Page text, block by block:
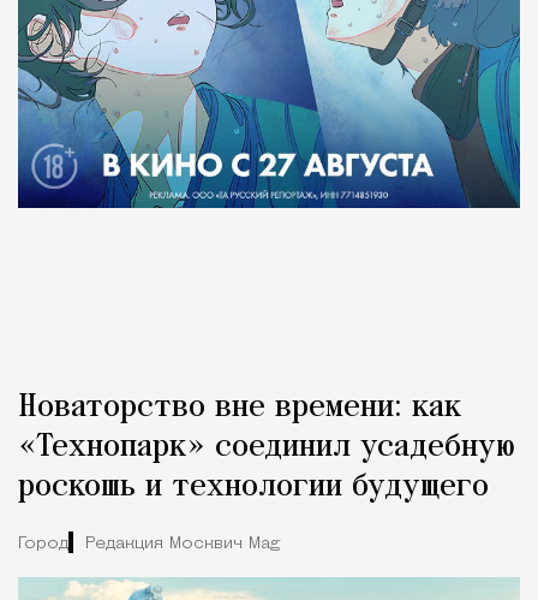
Новаторство вне времени: как
«Технопарк» соединил усадебную
роскошь и технологии будущего
Город Редакция Москвич Mag